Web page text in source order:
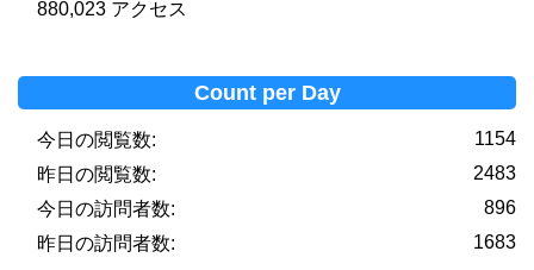
880,023 アクセス
Count per Day
1154
今日の閲覧数:
2483
昨日の閲覧数:
896
今日の訪問者数:
1683
昨日の訪問者数: